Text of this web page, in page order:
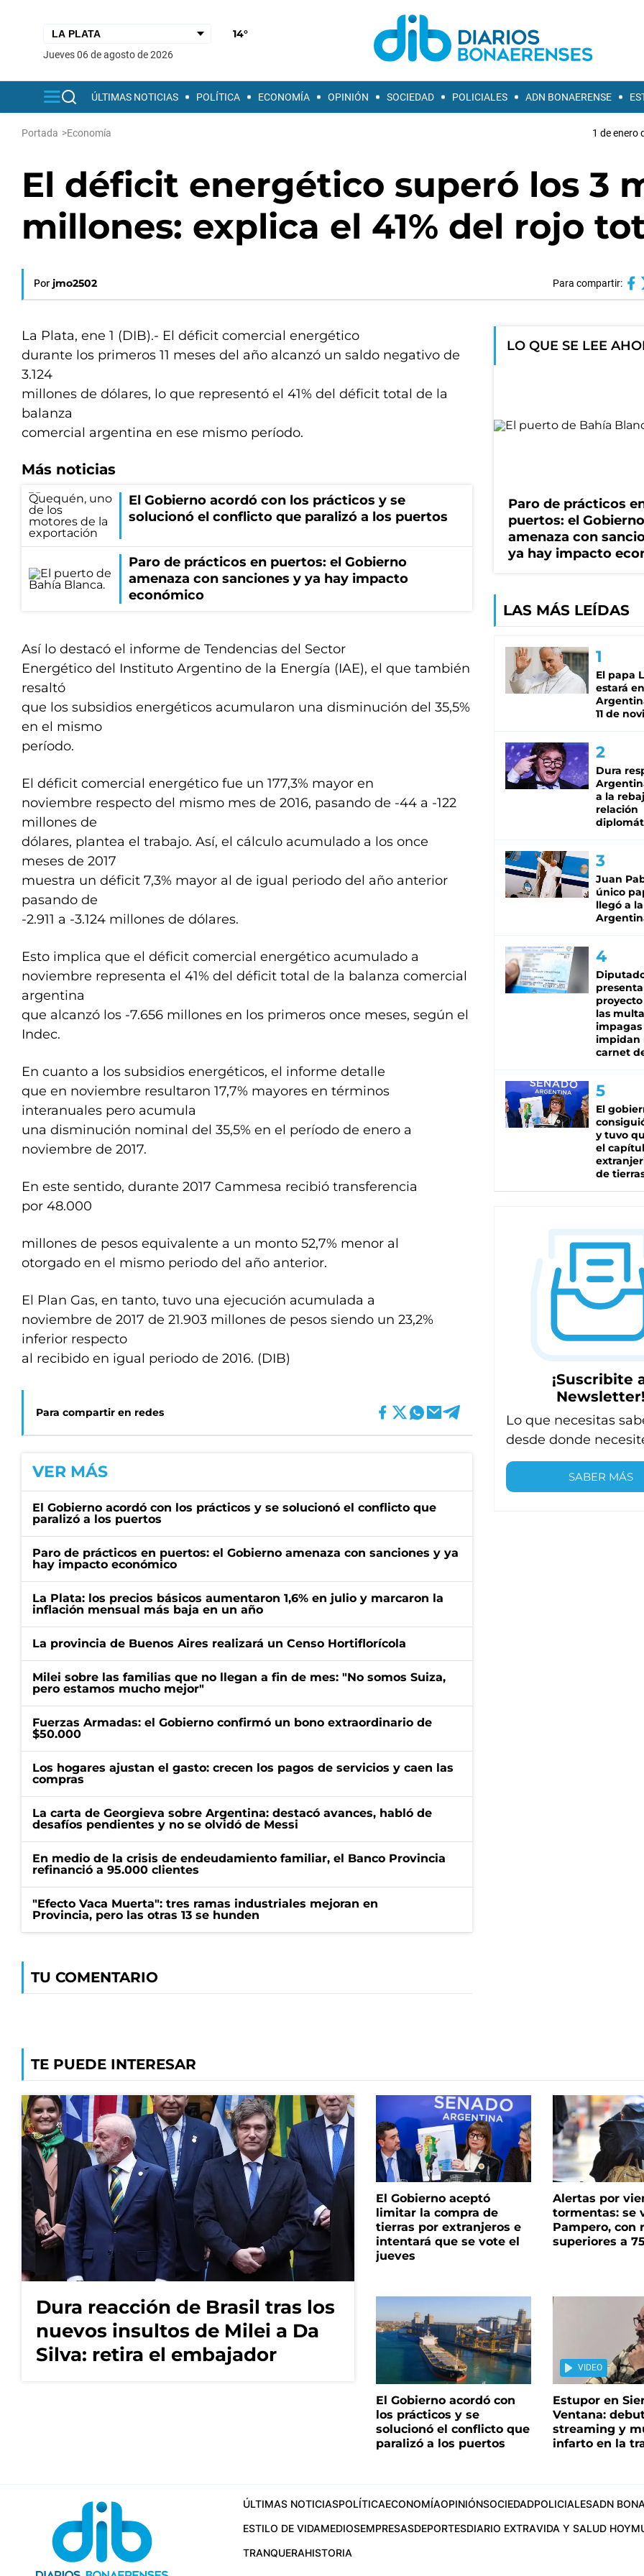
14°
jueves 06 de agosto de 2026
ÚLTIMAS NOTICIAS POLÍTICA ECONOMÍA OPINIÓN SOCIEDAD POLICIALES ADN BONAERENSE
Portada >Economía 1 de enero
El déficit energético superó los 3
millones: explica el 41% del rojo
Por jmo2502 Para compartir:
La Plata, ene 1 (DIB).- El déficit comercial energético
durante los primeros 11 meses del año alcanzó un saldo negativo de
3.124
millones de dólares, lo que representó el 41% del déficit total de la
balanza
comercial argentina en ese mismo período.
Más noticias
El Gobierno acordó con los prácticos y se
solucionó el conflicto que paralizó a los puertos
Paro de prácticos en puertos: el Gobierno
amenaza con sanciones y ya hay impacto
económico
Así lo destacó el informe de Tendencias del Sector
Energético del Instituto Argentino de la Energía (IAE), el que también
resaltó
que los subsidios energéticos acumularon una disminución del 35,5%
en el mismo
período.
El déficit comercial energético fue un 177,3% mayor en
noviembre respecto del mismo mes de 2016, pasando de -44 a -122
millones de
dólares, plantea el trabajo. Así, el cálculo acumulado a los once
meses de 2017
muestra un déficit 7,3% mayor al de igual periodo del año anterior
pasando de
-2.911 a -3.124 millones de dólares.
Esto implica que el déficit comercial energético acumulado a
noviembre representa el 41% del déficit total de la balanza comercial
argentina
que alcanzó los -7.656 millones en los primeros once meses, según el
Indec.
En cuanto a los subsidios energéticos, el informe detalle
que en noviembre resultaron 17,7% mayores en términos
interanuales pero acumula
una disminución nominal del 35,5% en el período de enero a
noviembre de 2017.
En este sentido, durante 2017 Cammesa recibió transferencia
por 48.000
millones de pesos equivalente a un monto 52,7% menor al
otorgado en el mismo periodo del año anterior.
El Plan Gas, en tanto, tuvo una ejecución acumulada a
noviembre de 2017 de 21.903 millones de pesos siendo un 23,2%
inferior respecto
al recibido en igual periodo de 2016. (DIB)
Para compartir en redes
VER MÁS
El Gobierno acordó con los prácticos y se solucionó el conflicto que
paralizó a los puertos
Paro de prácticos en puertos: el Gobierno amenaza con sanciones y ya
hay impacto económico
La Plata: los precios básicos aumentaron 1,6% en julio y marcaron la
inflación mensual más baja en un año
La provincia de Buenos Aires realizará un Censo Hortiflorícola
Milei sobre las familias que no llegan a fin de mes: "No somos Suiza,
pero estamos mucho mejor"
Fuerzas Armadas: el Gobierno confirmó un bono extraordinario de
$50.000
Los hogares ajustan el gasto: crecen los pagos de servicios y caen las
compras
La carta de Georgieva sobre Argentina: destacó avances, habló de
desafíos pendientes y no se olvidó de Messi
En medio de la crisis de endeudamiento familiar, el Banco Provincia
refinanció a 95.000 clientes
"Efecto Vaca Muerta": tres ramas industriales mejoran en
Provincia, pero las otras 13 se hunden
TU COMENTARIO
LO QUE SE LEE
Paro de prácticos
puertos: el Gobierno
amenaza con
ya hay impacto
LAS MÁS LEÍDAS
El papa
estará
11 de
Dura
a la
relación
Juan
único
llegó a la
las
impagas
impidan
carnet
El
y tuvo
el
de
¡Suscribite
Newsletter!
Lo que necesitas
desde donde
SABER MÁS
TE PUEDE INTERESAR
Dura reacción de Brasil tras los
nuevos insultos de Milei a Da
Silva: retira el embajador
El Gobierno aceptó
limitar la compra de
tierras por extranjeros e
intentará que se vote el
jueves
Alertas por
tormentas: se
Pampero, con
superiores a
El Gobierno acordó con
los prácticos y se
solucionó el conflicto que
paralizó a los puertos
VIDEO
Estupor en
Ventana:
streaming y
infarto en la
ÚLTIMAS NOTICIASPOLÍTICAECONOMÍAOPINIÓNSOCIEDADPOLICIALESADN
ESTILO DE VIDAMEDIOSEMPRESASDEPORTESDIARIO EXTRAVIDA Y SALUD HOY
TRANQUERAHISTORIA